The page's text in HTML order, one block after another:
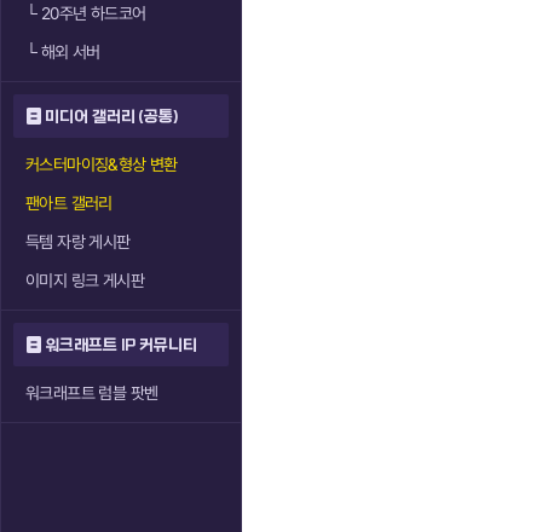
└20주년 하드코어
└해외 서버
미디어 갤러리 (공통)
커스터마이징&형상 변환
팬아트 갤러리
득템 자랑 게시판
이미지 링크 게시판
워크래프트 IP 커뮤니티
워크래프트 럼블 팟벤